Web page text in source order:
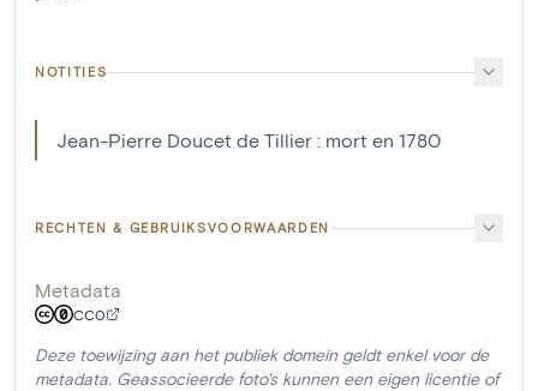
NOTITIES
Jean-Pierre Doucet de Tillier : mort en 1780
RECHTEN & GEBRUIKSVOORWAARDEN
Metadata
CC0
Deze toewijzing aan het publiek domein geldt enkel voor de
metadata. Geassocieerde foto's kunnen een eigen licentie of